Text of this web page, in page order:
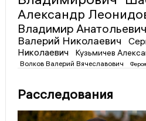
Александр
Владимир Анатольевич
Валерий Николаевич
Николаевич
Кузьмичев
Волков Валерий Вячеславович
Расследования